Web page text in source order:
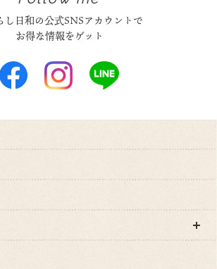
し日和の公式SNSアカウントで
お得な情報をゲット